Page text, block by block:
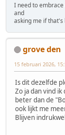
I need to
and
asking me if that's
grove den
15 februari 2026,
Is dit dezelfde
Zo ja dan vind
beter dan de
ook lijkt me
Blijven